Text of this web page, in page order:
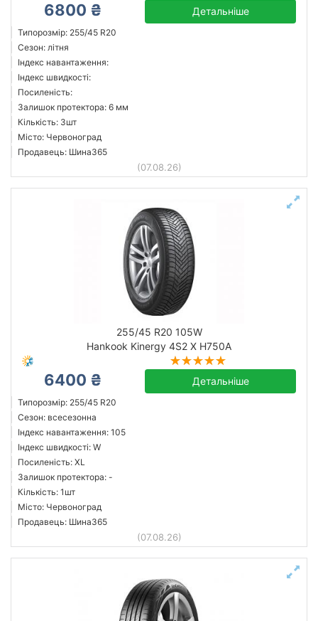
6800 ₴ Детальніше
Типорозмір: 255/45 R20
Сезон: літня
Індекс навантаження:
Індекс швидкості:
Посиленість:
Залишок протектора: 6 мм
Кількість: 3шт
Місто: Червоноград
Продавець: Шина365
(07.08.26)
255/45 R20 105W
Hankook Kinergy 4S2 X H750A
6400 ₴ Детальніше
Типорозмір: 255/45 R20
Сезон: всесезонна
Індекс навантаження: 105
Індекс швидкості: W
Посиленість: XL
Залишок протектора: -
Кількість: 1шт
Місто: Червоноград
Продавець: Шина365
(07.08.26)